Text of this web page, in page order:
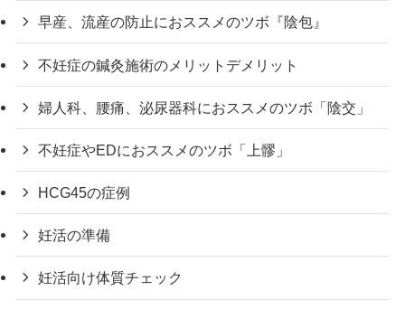
早産、流産の防止におススメのツボ『陰包』
不妊症の鍼灸施術のメリットデメリット
婦人科、腰痛、泌尿器科におススメのツボ「陰交」
不妊症やEDにおススメのツボ「上髎」
HCG45の症例
妊活の準備
妊活向け体質チェック